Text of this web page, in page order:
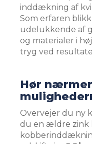
inddækning af
Som erfaren
udelukkende af
og materialer i
tryg ved
Hør
Overvejer du ny
du en ældre zink